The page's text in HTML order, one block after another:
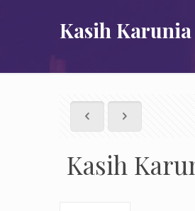
Kasih
Kasih